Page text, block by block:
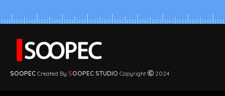
SOOPEC Created BySOOPEC STUDIO Copyright 2024